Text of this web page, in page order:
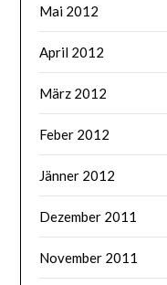
Mai 2012
April 2012
März 2012
Feber 2012
Jänner 2012
Dezember 2011
November 2011